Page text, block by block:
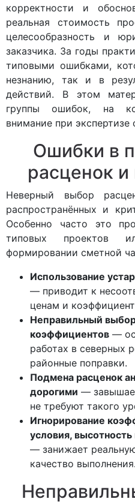
корректности и
реальная стоимость
целесообразность и
заказчика. За годы
типовыми ошибками,
незнанию, так и в
действий. В этом
группы ошибок, на
внимание при экспертизе
Ошибки в
расценок
Неверный выбор
распространённых и
Особенно часто это
типовых проектов
формировании сметной
Использование
— приводит к
ценам и
Неправильный
коэффициентов —
работах в северных
районные поправки.
Подмена расценок
дорогими —
не требуют такого
Игнорирование
условия,
— занижает
качество выполнения.